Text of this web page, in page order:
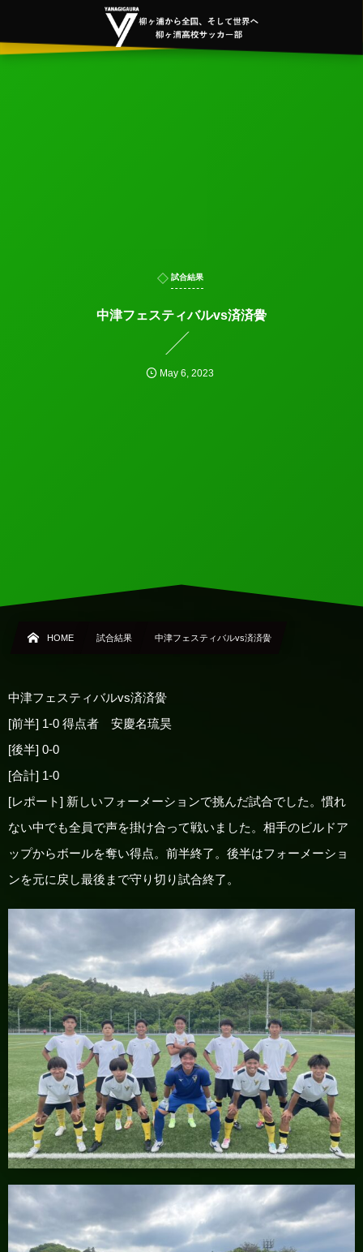
試合結果
中津フェスティバルvs済済黌
May 6, 2023
HOME 試合結果 中津フェスティバルvs済済黌
中津フェスティバルvs済済黌
[前半] 1-0 得点者 安慶名琉昊
[後半] 0-0
[合計] 1-0
[レポート] 新しいフォーメーションで挑んだ試合でした。慣れ
ない中でも全員で声を掛け合って戦いました。相手のビルドア
ップからボールを奪い得点。前半終了。後半はフォーメーショ
ンを元に戻し最後まで守り切り試合終了。